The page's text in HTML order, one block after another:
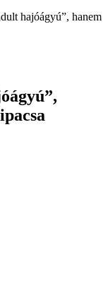
hajóágyú”, hanem